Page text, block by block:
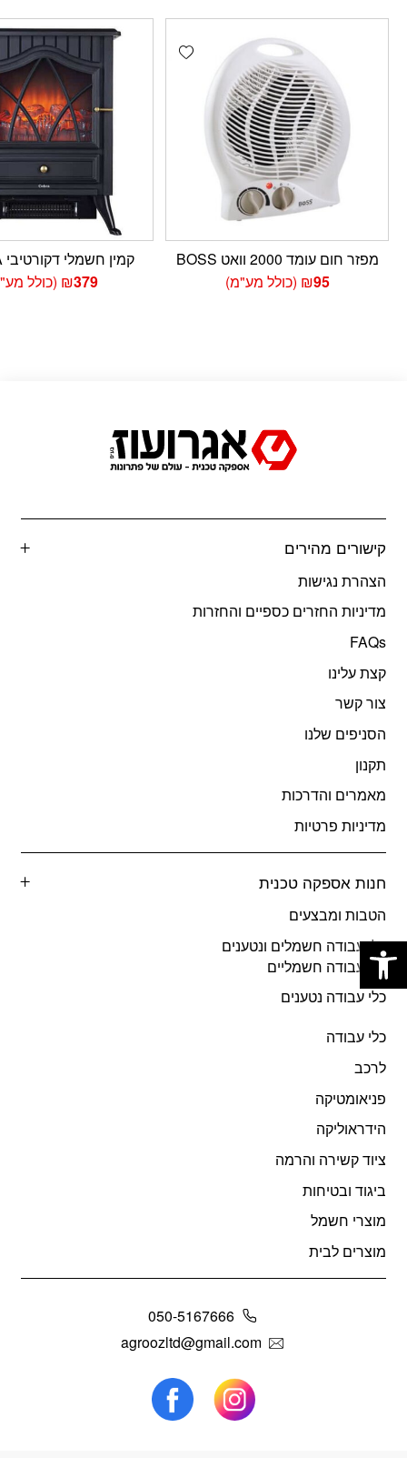
Add wishlist
מפזר חום עומד 2000 וואט BOSS
₪95 (כולל מע"מ)
קמין חשמלי דקורטיבי COBRA
₪379 (כולל
קישורים מהירים
הצהרת נגישות
מדיניות החזרים כספיים והחזרות
FAQs
קצת עלינו
צור קשר
הסניפים שלנו
תקנון
מאמרים והדרכות
מדיניות פרטיות
חנות אספקה טכנית
הטבות ומבצעים
כלי עבודה חשמלים ונטענים
כלי עבודה חשמליים
כלי עבודה נטענים
כלי עבודה
לרכב
פניאומטיקה
הידראוליקה
ציוד קשירה והרמה
ביגוד ובטיחות
מוצרי חשמל
מוצרים לבית
050-5167666
agroozltd@gmail.com
פתח סרגל נגישות